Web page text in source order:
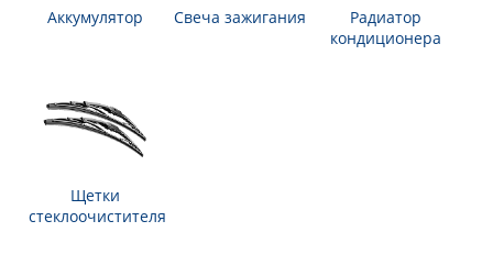
Аккумулятор Свеча зажигания
Радиатор
кондиционера
Щетки
стеклоочистителя